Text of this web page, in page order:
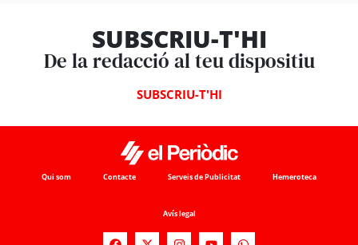
SUBSCRIU-T'HI
De la redacció al teu dispositiu
SUBSCRIU-T'HI
Qui som Contacte Serveis de Publicitat Hemeroteca
Avís legal